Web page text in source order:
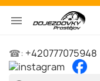

☎: +420777075948